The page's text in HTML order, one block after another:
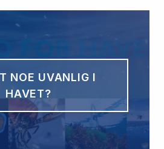
NOE UVANLIG I
HAVET?